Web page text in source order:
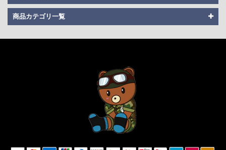
商品カテゴリ一覧